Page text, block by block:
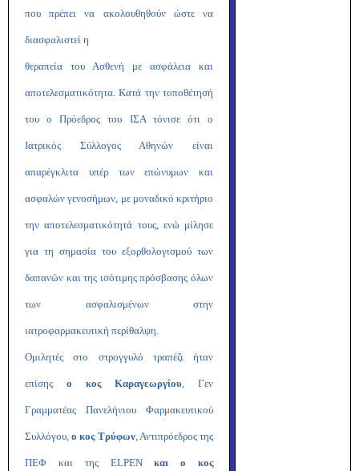
που πρέπει να ακολουθηθούν ώστε να
διασφαλιστεί η
θεραπεία του Ασθενή με ασφάλεια και
αποτελεσματικότητα. Κατά την τοποθέτησή
του ο Πρόεδρος του ΙΣΑ τόνισε ότι ο
Ιατρικός Σύλλογος Αθηνών είναι
απαρέγκλιτα υπέρ των επώνυμων και
ασφαλών γενοσήμων, με μοναδικό κριτήριο
την αποτελεσματικότητά τους, ενώ μίλησε
για τη σημασία του εξορθολογισμού των
δαπανών και της ισότιμης πρόσβασης όλων
των ασφαλισμένων στην
ιατροφαρμακευτική περίθαλψη.
Ομιλητές στο στρογγυλό τραπέζι ήταν
επίσης ο κος Καραγεωργίου, Γεν
Γραμματέας Πανελήνιου Φαρμακευτικού
Συλλόγου,ο κος Τρύφων, Αντιπρόεδρος της
ΠΕΦ και της ELPEN και ο κος